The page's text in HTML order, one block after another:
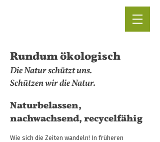
Rundum ökologisch
Die Natur schützt uns.
Schützen wir die Natur.
Naturbelassen,
nachwachsend, recycelfähig
Wie sich die Zeiten wandeln! In früheren